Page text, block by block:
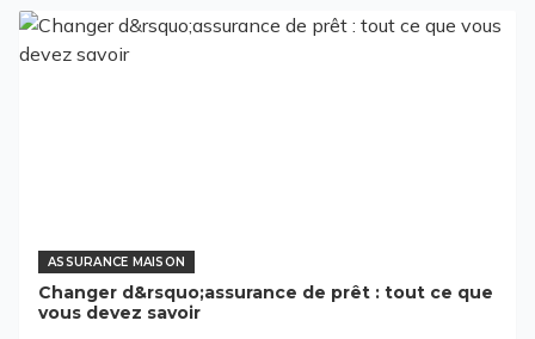
ASSURANCE MAISON
Changer d&rsquo;assurance de prêt : tout ce que
vous devez savoir